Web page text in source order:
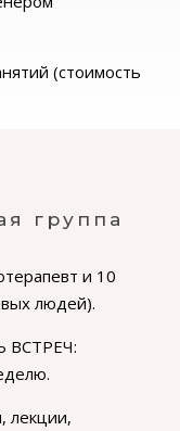
(стоимость
группа
и 10
людей).
лекции,